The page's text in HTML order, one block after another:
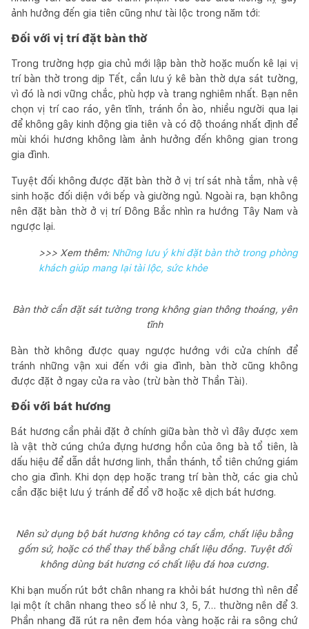
ảnh hưởng đến gia tiên cũng như tài lộc trong năm tới:
Đối với vị trí đặt bàn thờ
Trong trường hợp gia chủ mới lập bàn thờ hoặc muốn kê lại vị
trí bàn thờ trong dịp Tết, cần lưu ý kê bàn thờ dựa sát tường,
vì đó là nơi vững chắc, phù hợp và trang nghiêm nhất. Bạn nên
chọn vị trí cao ráo, yên tĩnh, tránh ồn ào, nhiều người qua lại
để không gây kinh động gia tiên và có độ thoáng nhất định để
mùi khói hương không làm ảnh hưởng đến không gian trong
gia đình.
Tuyệt đối không được đặt bàn thờ ở vị trí sát nhà tắm, nhà vệ
sinh hoặc đối diện với bếp và giường ngủ. Ngoài ra, bạn không
nên đặt bàn thờ ở vị trí Đông Bắc nhìn ra hướng Tây Nam và
ngược lại.
>>> Xem thêm: Những lưu ý khi đặt bàn thờ trong phòng
khách giúp mang lại tài lộc, sức khỏe
Bàn thờ cần đặt sát tường trong không gian thông thoáng, yên
tĩnh
Bàn thờ không được quay ngược hướng với cửa chính để
tránh những vận xui đến với gia đình, bàn thờ cũng không
được đặt ở ngay cửa ra vào (trừ bàn thờ Thần Tài).
Đối với bát hương
Bát hương cần phải đặt ở chính giữa bàn thờ vì đây được xem
là vật thờ cúng chứa đựng hương hồn của ông bà tổ tiên, là
dấu hiệu để dẫn dắt hương linh, thần thánh, tổ tiên chứng giám
cho gia đình. Khi dọn dẹp hoặc trang trí bàn thờ, các gia chủ
cần đặc biệt lưu ý tránh để đổ vỡ hoặc xê dịch bát hương.
Nên sử dụng bộ bát hương không có tay cầm, chất liệu bằng
gốm sứ, hoặc có thể thay thế bằng chất liệu đồng. Tuyệt đối
không dùng bát hương có chất liệu đá hoa cương.
Khi bạn muốn rút bớt chân nhang ra khỏi bát hương thì nên để
lại một ít chân nhang theo số lẻ như 3, 5, 7… thường nên để 3.
Phần nhang đã rút ra nên đem hóa vàng hoặc rải ra sông chứ